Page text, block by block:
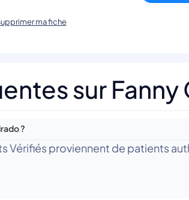
ma fiche
sur Fanny
?
Vérifiés proviennent de patients